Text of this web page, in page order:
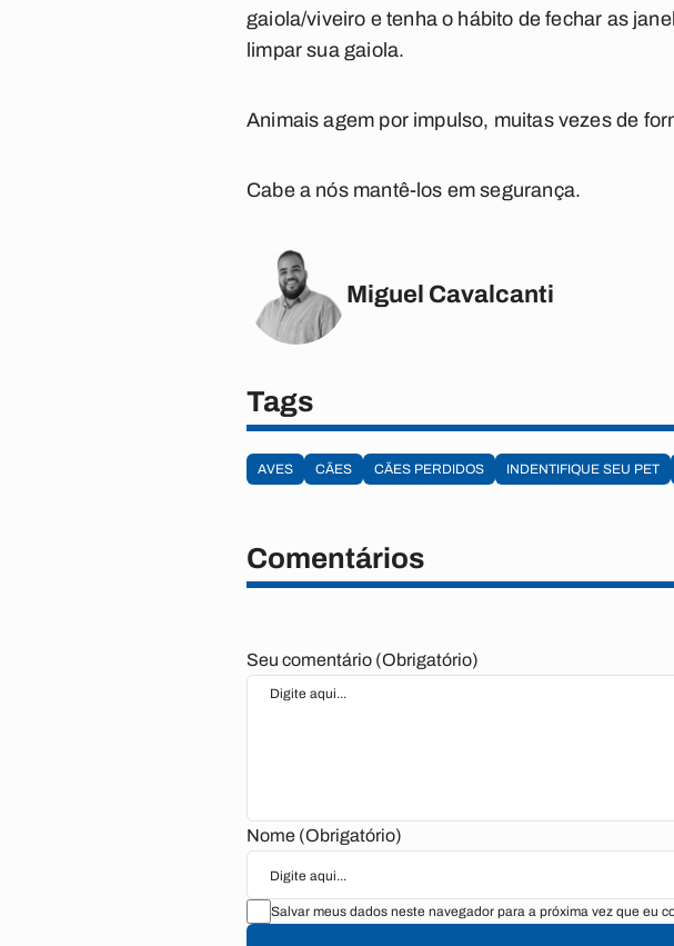
gaiola/viveiro e tenha o hábito de fechar as
limpar sua gaiola.
Animais agem por impulso, muitas vezes de
Cabe a nós mantê-los em segurança.
Miguel Cavalcanti
Tags
AVES CÃES CÃES PERDIDOS INDENTIFIQUE SEU PET
Comentários
Seu comentário (Obrigatório)
Nome (Obrigatório)
Salvar meus dados neste navegador para a próxima vez que eu